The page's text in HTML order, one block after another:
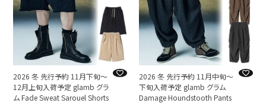
2026 冬 先行予約 11月下旬～
12月上旬入荷予定 glamb グラ
ム Fade Sweat Sarouel Shorts
2026 冬 先行予約 11月中旬～
下旬入荷予定 glamb グラム
Damage Houndstooth Pants